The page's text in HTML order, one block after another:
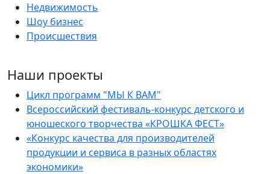
Недвижимость
Шоу бизнес
Происшествия
Наши проекты
Цикл программ "МЫ К ВАМ"
Всероссийский фестиваль-конкурс детского и
юношеского творчества «КРОШКА ФЕСТ»
«Конкурс качества для производителей
продукции и сервиса в разных областях
экономики»